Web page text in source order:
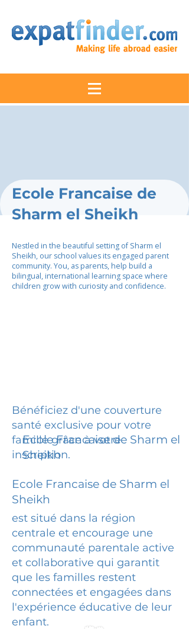
Ecole Francaise de
Sharm el Sheikh
Nestled in the beautiful setting of Sharm el
Sheikh, our school values its engaged parent
community. You, as parents, help build a
bilingual, international learning space where
children grow with curiosity and confidence.
Bénéficiez d'une couverture
santé exclusive pour votre
famille grâce à votre
inscription.
Ecole Francaise de Sharm el
Sheikh
Ecole Francaise de Sharm el
Sheikh
est situé dans la région
centrale et encourage une
communauté parentale active
et collaborative qui garantit
que les familles restent
connectées et engagées dans
l'expérience éducative de leur
enfant.